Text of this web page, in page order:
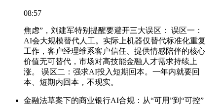
08:57
焦虑”，刘建军特别提醒要避开三大误区： 误区一：
AI会大规模替代人工。实际上机器仅替代标准化重复
工作，客户经理维系客户信任、提供情感陪伴的核心
价值无可替代，市场对高技能金融人才需求持续上
涨。 误区二：强求AI投入短期回本。一年内就要回
本、短期内回本，不现实。
金融法草案下的商业银行AI合规：从“可用”到“可控”